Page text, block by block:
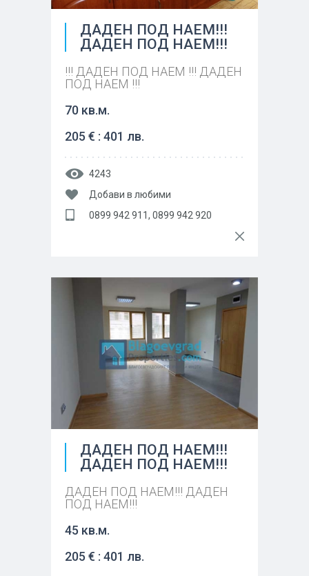
ДАДЕН ПОД НАЕМ!!!
ДАДЕН ПОД НАЕМ!!!
!!! ДАДЕН ПОД НАЕМ !!! ДАДЕН
ПОД НАЕМ !!!
70 кв.м.
205 € : 401 лв.
4243
Добави в любими
0899 942 911, 0899 942 920
ДАДЕН ПОД НАЕМ!!!
ДАДЕН ПОД НАЕМ!!!
ДАДЕН ПОД НАЕМ!!! ДАДЕН
ПОД НАЕМ!!!
45 кв.м.
205 € : 401 лв.